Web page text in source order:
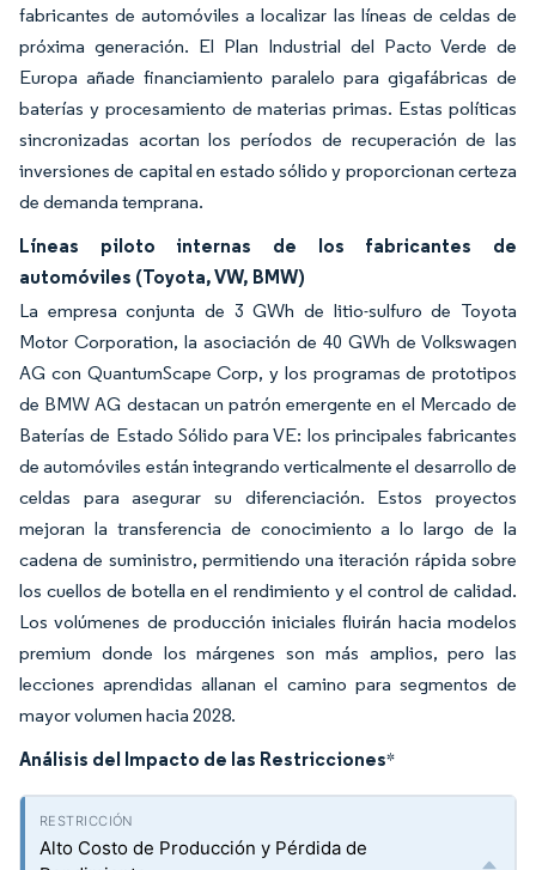
fabricantes de automóviles a localizar las líneas de celdas de
próxima generación. El Plan Industrial del Pacto Verde de
Europa añade financiamiento paralelo para gigafábricas de
baterías y procesamiento de materias primas. Estas políticas
sincronizadas acortan los períodos de recuperación de las
inversiones de capital en estado sólido y proporcionan certeza
de demanda temprana.
Líneas piloto internas de los fabricantes de
automóviles (Toyota, VW, BMW)
La empresa conjunta de 3 GWh de litio-sulfuro de Toyota
Motor Corporation, la asociación de 40 GWh de Volkswagen
AG con QuantumScape Corp, y los programas de prototipos
de BMW AG destacan un patrón emergente en el Mercado de
Baterías de Estado Sólido para VE: los principales fabricantes
de automóviles están integrando verticalmente el desarrollo de
celdas para asegurar su diferenciación. Estos proyectos
mejoran la transferencia de conocimiento a lo largo de la
cadena de suministro, permitiendo una iteración rápida sobre
los cuellos de botella en el rendimiento y el control de calidad.
Los volúmenes de producción iniciales fluirán hacia modelos
premium donde los márgenes son más amplios, pero las
lecciones aprendidas allanan el camino para segmentos de
mayor volumen hacia 2028.
Análisis del Impacto de las Restricciones*
Alto Costo de Producción y Pérdida de